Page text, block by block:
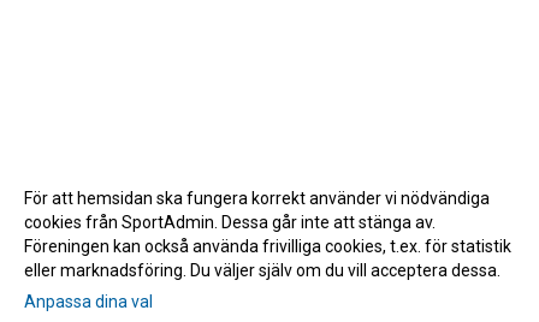
För att hemsidan ska fungera korrekt använder vi nödvändiga
cookies från SportAdmin. Dessa går inte att stänga av.
Föreningen kan också använda frivilliga cookies, t.ex. för statistik
eller marknadsföring. Du väljer själv om du vill acceptera dessa.
Anpassa dina val